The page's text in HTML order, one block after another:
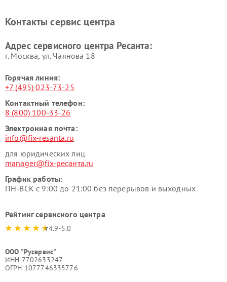
Контакты сервис центра
Адрес сервисного центра Ресанта:
г. Москва, ул. Чаянова 18
Горячая линия:
+7 (495) 023-73-25
Контактный телефон:
8 (800) 100-33-26
Электронная почта:
info@fix-resanta.ru
для юридических лиц
manager@fix-ресанта.ru
График работы:
ПН-ВСК с 9:00 до 21:00 без перерывов и выходных
Рейтинг сервисного центра
4.9-5.0
ООО "Русервис"
ИНН 7702633247
ОГРН 1077746335776